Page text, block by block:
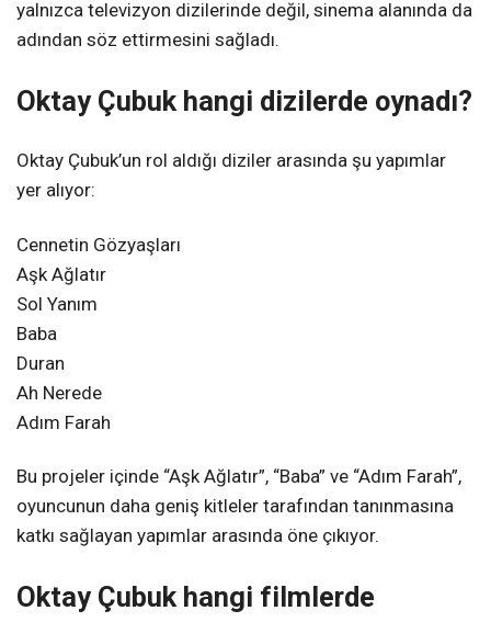
yalnızca televizyon dizilerinde değil, sinema alanında da
adından söz ettirmesini sağladı.
Oktay Çubuk hangi dizilerde oynadı?
Oktay Çubuk’un rol aldığı diziler arasında şu yapımlar
yer alıyor:
Cennetin Gözyaşları
Aşk Ağlatır
Sol Yanım
Baba
Duran
Ah Nerede
Adım Farah
Bu projeler içinde “Aşk Ağlatır”, “Baba” ve “Adım Farah”,
oyuncunun daha geniş kitleler tarafından tanınmasına
katkı sağlayan yapımlar arasında öne çıkıyor.
Oktay Çubuk hangi filmlerde